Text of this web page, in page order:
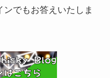
でもお答えいたしま